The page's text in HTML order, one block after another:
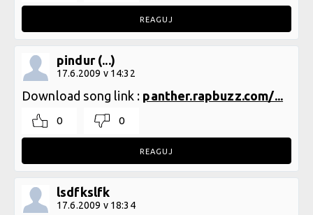
REAGUJ
pindur (...)
17.6.2009 v 14:32
Download song link : panther.rapbuzz.com/...
0 0
REAGUJ
lsdfkslfk
17.6.2009 v 18:34